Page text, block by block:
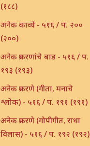
(१८८)
अनेक काव्ये - ५१६ / प. २००
(२००)
अनेक प्रकरणांचे बाड - ५१६ / प.
१९३ (१९३)
अनेक प्रकरणे (गीता, मनाचे
श्लोक) - ५१६ / प. १९१ (१९१)
अनेक प्रकरणे (गोपीगीत, राधा
विलास) - ५१६ / प. १९२ (१९२)